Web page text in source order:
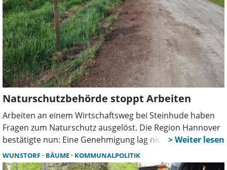
nachtaktive Gartenbewohner wie Igel, Frösche und
Amphibien besonders bedroht.
Naturschutzbehörde stoppt Arbeiten
Arbeiten an einem Wirtschaftsweg bei Steinhude haben
Fragen zum Naturschutz ausgelöst. Die Region Hannover
bestätigte nun: Eine Genehmigung lag nicht vor. Die
Maßnahmen wurden gestoppt, der Verursacher muss
einen Antrag nachreichen.
WUNSTORF BÄUME KOMMUNALPOLITIK